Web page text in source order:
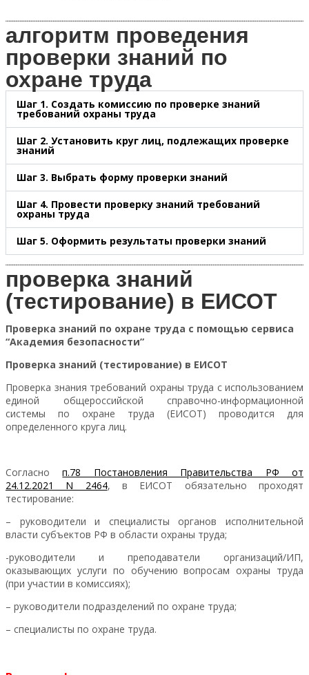
алгоритм проведения
проверки знаний по
охране труда
Шаг 1. Создать комиссию по проверке знаний
требований охраны труда
Шаг 2. Установить круг лиц, подлежащих проверке
знаний
Шаг 3. Выбрать форму проверки знаний
Шаг 4. Провести проверку знаний требований
охраны труда
Шаг 5. Оформить результаты проверки знаний
проверка знаний
(тестирование) в ЕИСОТ
Проверка знаний по охране труда с помощью сервиса
“Академия безопасности”
Проверка знаний (тестирование) в ЕИСОТ
Проверка знания требований охраны труда с использованием
единой общероссийской справочно-информационной
системы по охране труда (ЕИСОТ) проводится для
определенного круга лиц.
Согласноп.78 Постановления Правительства РФ от
24.12.2021 N 2464, в ЕИСОТ обязательно проходят
тестирование:
– руководители и специалисты органов исполнительной
власти субъектов РФ в области охраны труда;
-руководители и преподаватели организаций/ИП,
оказывающих услуги по обучению вопросам охраны труда
(при участии в комиссиях);
– руководители подразделений по охране труда;
– специалисты по охране труда.